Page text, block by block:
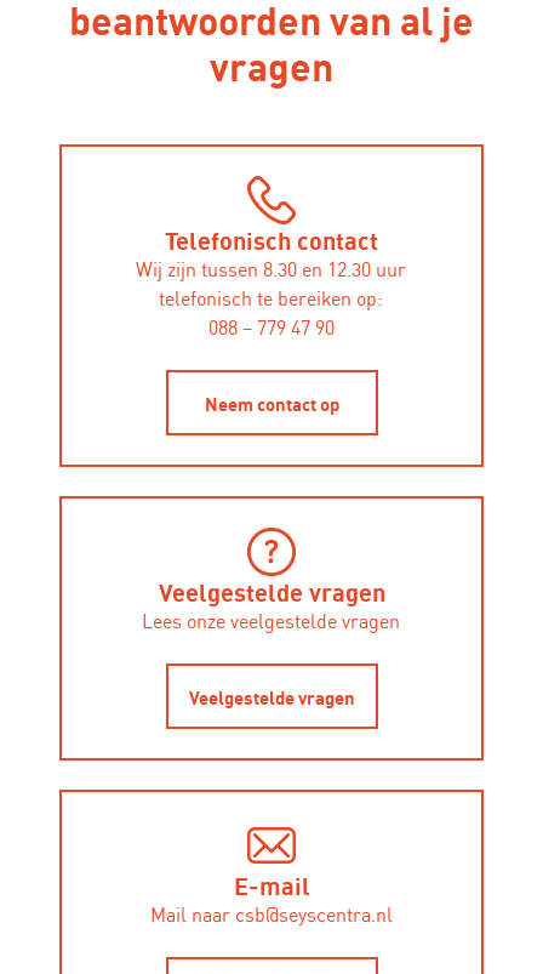
beantwoorden van al je
vragen
Telefonisch contact
Wij zijn tussen 8.30 en 12.30 uur
telefonisch te bereiken op:
088 – 779 47 90
Neem contact op
Veelgestelde vragen
Lees onze veelgestelde vragen
Veelgestelde vragen
E-mail
Mail naar csb@seyscentra.nl